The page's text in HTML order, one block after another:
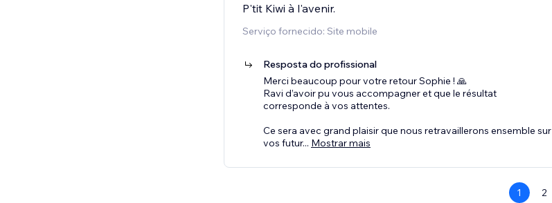
P'tit Kiwi à l'avenir.
Serviço fornecido: Site mobile
Resposta do profissional
Merci beaucoup pour votre retour Sophie ! 🙏
Ravi d’avoir pu vous accompagner et que le résultat
corresponde à vos attentes.
Ce sera avec grand plaisir que nous retravaillerons ensemble sur
vos futur... Mostrar mais
1 2